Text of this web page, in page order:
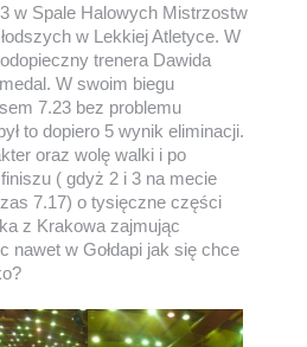
w Spale Halowych Mistrzostw
w Lekkiej Atletyce. W
trenera Dawida
W swoim biegu
7.23 bez problemu
to dopiero 5 wynik eliminacji.
oraz wolę walki i po
( gdyż 2 i 3 na mecie
7.17) o tysięczne części
z Krakowa zajmując
nawet w Gołdapi jak się chce